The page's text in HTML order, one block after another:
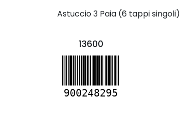
Astuccio 3 Paia (6 tappi singoli)
13600
900248295